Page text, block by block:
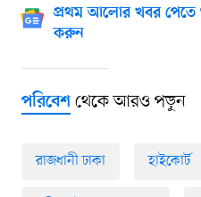
প্রথম আলোর খবর
করুন
পরিবেশথেকে আরও পড়ুন
রাজধানী ঢাকা হাইকোর্ট